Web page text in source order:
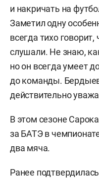
и накричать на
Заметил одну
всегда тихо
слушали. Не знаю,
но он всегда умеет
до команды.
действительно
В этом сезоне
за БАТЭ в
два мяча.
Ранее